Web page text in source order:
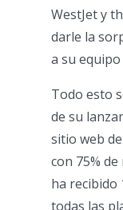
WestJet y
darle la
a su
Todo esto
de su
sitio web
con 75%
ha recibido
todas las